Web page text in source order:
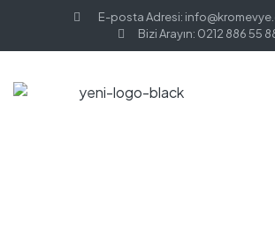
E-posta Adresi:
Bizi Arayın: 0212 886 55